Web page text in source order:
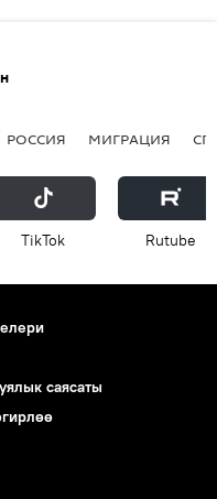
РОССИЯ МИГРАЦИЯ
ТikТоk Rutube
саясаты